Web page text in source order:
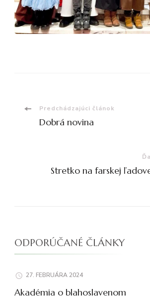
Navigácia
článku
Predchádzajúci článok
Dobrá novina
Stretko na farskej
ODPORÚČANÉ ČLÁNKY
27. FEBRUÁRA 2024
Akadémia o blahoslavenom